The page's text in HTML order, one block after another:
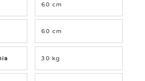
60 cm
60 cm
30 kg